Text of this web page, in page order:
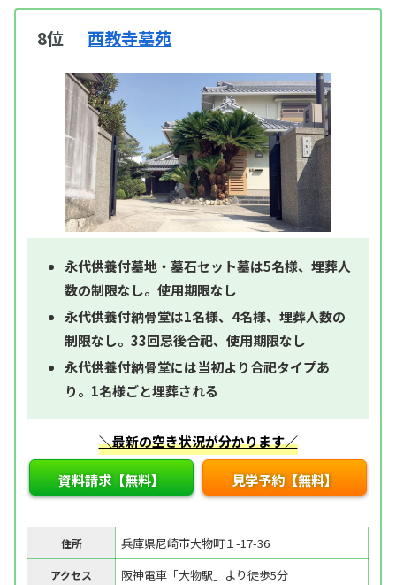
8位 西教寺墓苑
永代供養付墓地・墓石セット墓は5名様、埋葬人
数の制限なし。使用期限なし
永代供養付納骨堂は1名様、4名様、埋葬人数の
制限なし。33回忌後合祀、使用期限なし
永代供養付納骨堂には当初より合祀タイプあ
り。1名様ごと埋葬される
＼最新の空き状況が分かります／
資料請求【無料】 見学予約【無料】
住所 兵庫県尼崎市大物町１-17-36
アクセス 阪神電車「大物駅」より徒歩5分